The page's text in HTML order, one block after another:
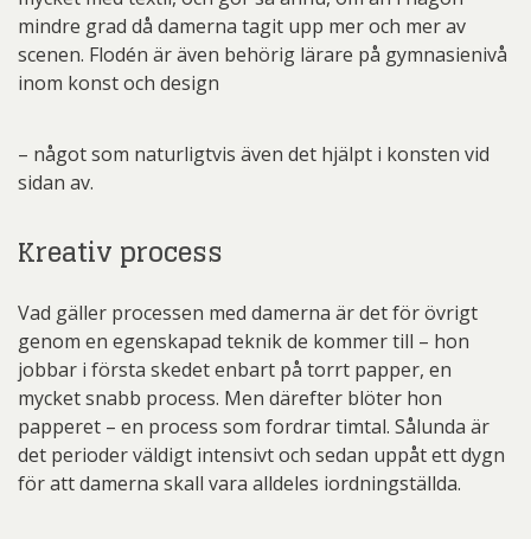
mindre grad då damerna tagit upp mer och mer av
scenen. Flodén är även behörig lärare på gymnasienivå
inom konst och design
– något som naturligtvis även det hjälpt i konsten vid
sidan av.
Kreativ process
Vad gäller processen med damerna är det för övrigt
genom en egenskapad teknik de kommer till – hon
jobbar i första skedet enbart på torrt papper, en
mycket snabb process. Men därefter blöter hon
papperet – en process som fordrar timtal. Sålunda är
det perioder väldigt intensivt och sedan uppåt ett dygn
för att damerna skall vara alldeles iordningställda.